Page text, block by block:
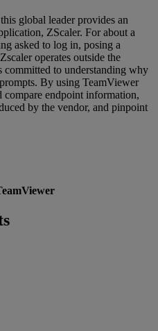
global leader provides an
ZScaler. For about a
asked to log in, posing a
operates outside the
committed to understanding why
By using TeamViewer
endpoint information,
by the vendor, and pinpoint